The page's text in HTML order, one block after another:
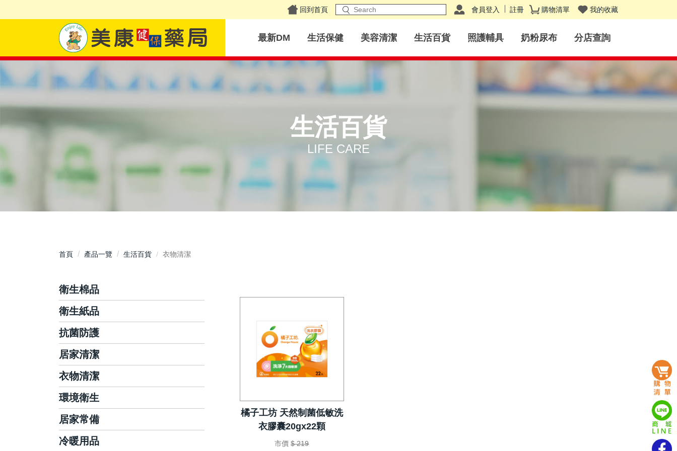
回到首頁 會員登入 註冊 購物清單 我的收藏
最新DM 生活保健 美容清潔 生活百貨 照護輔具 奶粉尿布 分店查詢
生活百貨
LIFE CARE
首頁 產品一覽 生活百貨 衣物清潔
橘子工坊 天然制菌低敏洗
衣膠囊20gx22顆
市價 $ 219
衛生棉品
護墊
日用衛生棉
夜用衛生棉
衛生棉條
衛生紙品
抽取式衛生紙
平版/捲筒式衛生紙
面紙/隨身包
廚房紙巾
抗菌防護
洗手乳/慕斯
手部抗菌/乾洗手
抗菌濕巾
藥用酒精/酒精濕巾
泡沫洗手機
居家清潔
碗盤/蔬果清潔
廚房清潔
玻璃清潔
浴室清潔
衣物清潔
洗衣精/粉
衣物柔軟芳香
衣物局部去漬
環境衛生
環境消毒滅菌
環境芳香除臭
居家常備
棉花棒
冷暖用品